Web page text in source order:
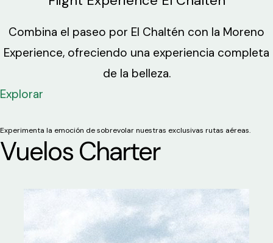
Combina el paseo por El Chaltén con la Moreno
Experience, ofreciendo una experiencia completa
de la belleza.
Explorar
Experimenta la emoción de sobrevolar nuestras exclusivas rutas aéreas.
Vuelos Charter